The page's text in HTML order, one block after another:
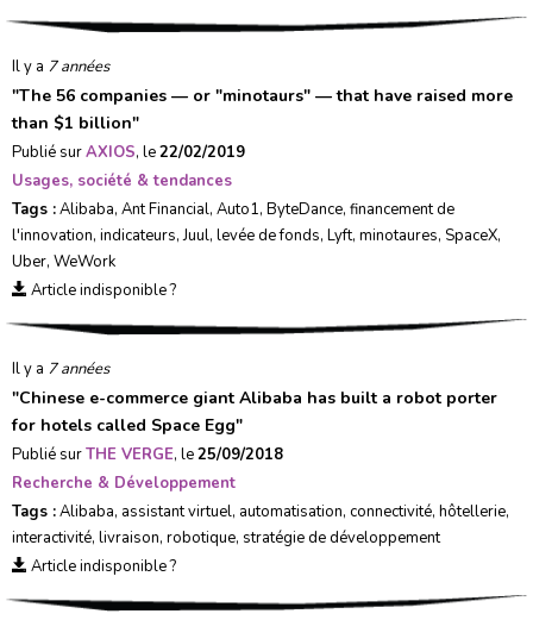
Il y a 7 années
"The 56 companies — or "minotaurs" — that have raised more
than $1 billion"
Publié surAXIOS, le22/02/2019
Usages, société & tendances
Tags :Alibaba, Ant Financial, Auto1, ByteDance, financement de
l'innovation, indicateurs,Juul, levée de fonds, Lyft, minotaures, SpaceX,
Uber, WeWork
Article indisponible ?
Il y a 7 années
"Chinese e-commerce giant Alibaba has built a robot porter
for hotels called Space Egg"
Publié surTHE VERGE, le25/09/2018
Recherche & Développement
Tags :Alibaba, assistant virtuel, automatisation, connectivité, hôtellerie,
interactivité, livraison, robotique, stratégie de développement
Article indisponible ?